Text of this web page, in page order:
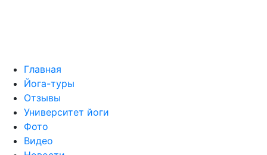
Главная
Йога-туры
Отзывы
Университет йоги
Фото
Видео